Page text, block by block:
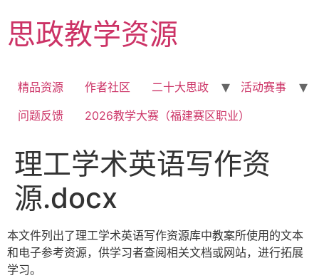
content
思政教学资源
精品资源 作者社区 二十大思政
活动赛事
问题反馈
2026教学大赛（福建赛区职业）
理工学术英语写作资
源.docx
本文件列出了理工学术英语写作资源库中教案所使用的文本
和电子参考资源，供学习者查阅相关文档或网站，进行拓展
学习。